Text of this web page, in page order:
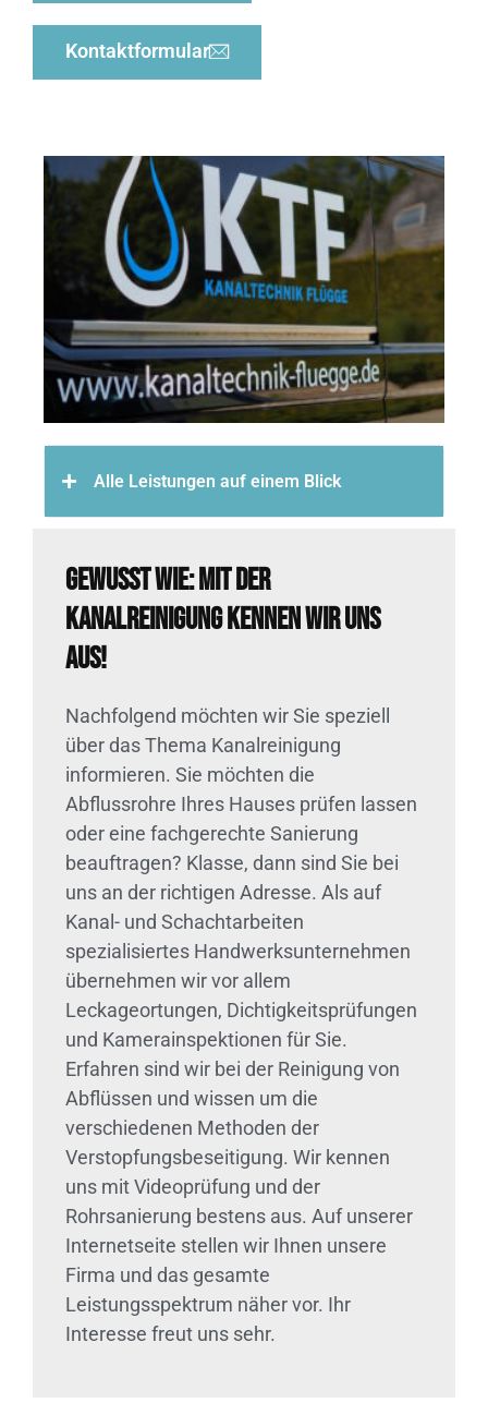
Kontaktformular
Alle Leistungen auf einem Blick
Gewusst wie: Mit der
Kanalreinigung kennen wir uns
aus!
Nachfolgend möchten wir Sie speziell
über das Thema Kanalreinigung
informieren. Sie möchten die
Abflussrohre Ihres Hauses prüfen lassen
oder eine fachgerechte Sanierung
beauftragen? Klasse, dann sind Sie bei
uns an der richtigen Adresse. Als auf
Kanal- und Schachtarbeiten
spezialisiertes Handwerksunternehmen
übernehmen wir vor allem
Leckageortungen, Dichtigkeitsprüfungen
und Kamerainspektionen für Sie.
Erfahren sind wir bei der Reinigung von
Abflüssen und wissen um die
verschiedenen Methoden der
Verstopfungsbeseitigung. Wir kennen
uns mit Videoprüfung und der
Rohrsanierung bestens aus. Auf unserer
Internetseite stellen wir Ihnen unsere
Firma und das gesamte
Leistungsspektrum näher vor. Ihr
Interesse freut uns sehr.